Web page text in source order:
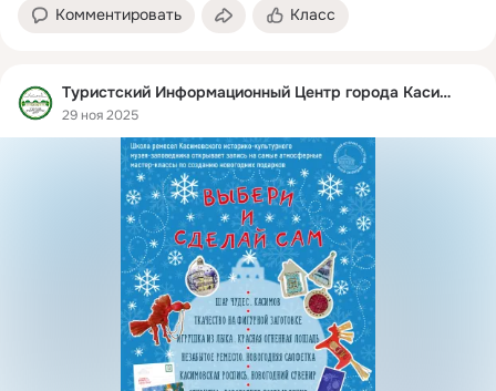
Комментировать Класс
Туристский Информационный Центр города Касимова
29 ноя 2025